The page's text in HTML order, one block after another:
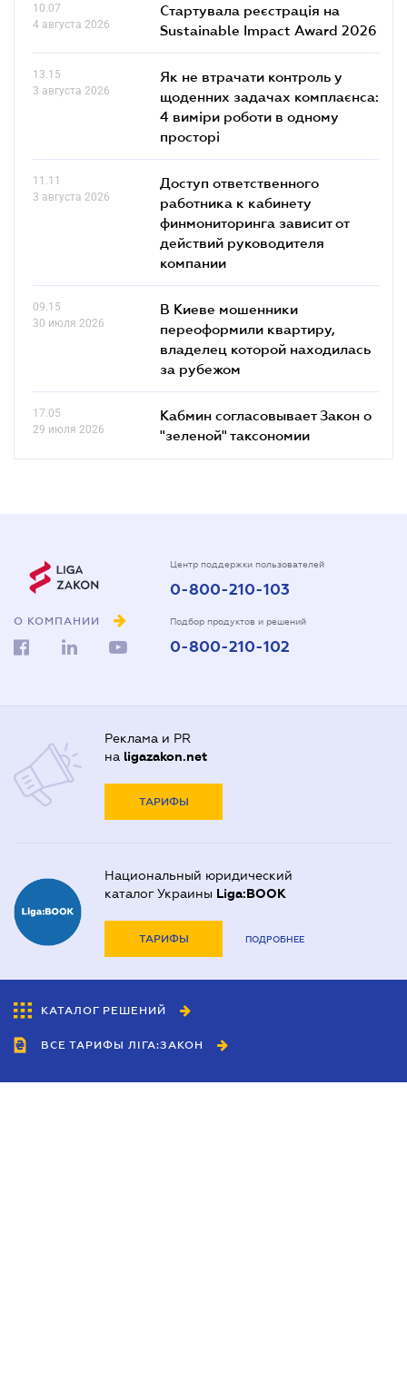
10.07
4 августа 2026
Стартувала реєстрація на
Sustainable Impact Award 2026
13.15
3 августа 2026
Як не втрачати контроль у
щоденних задачах комплаєнса:
4 виміри роботи в одному
просторі
11.11
3 августа 2026
Доступ ответственного
работника к кабинету
финмониторинга зависит от
действий руководителя
компании
09.15
30 июля 2026
В Киеве мошенники
переоформили квартиру,
владелец которой находилась
за рубежом
17.05
29 июля 2026
Кабмин согласовывает Закон о
"зеленой" таксономии
О КОМПАНИИ
Центр поддержки пользователей
0-800-210-103
Подбор продуктов и решений
0-800-210-102
Реклама и PR
на ligazakon.net
ТАРИФЫ
Национальный юридический
каталог Украины Liga:BOOK
ТАРИФЫ ПОДРОБНЕЕ
КАТАЛОГ РЕШЕНИЙ
ВСЕ ТАРИФЫ ЛІГА:ЗАКОН